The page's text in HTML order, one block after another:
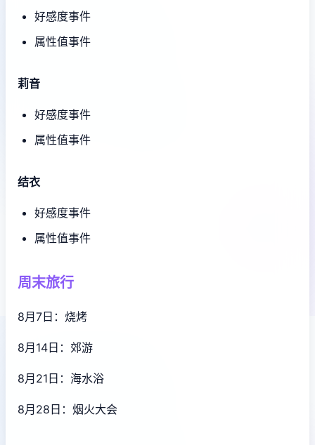
好感度事件
属性值事件
莉音
好感度事件
属性值事件
结衣
好感度事件
属性值事件
周末旅行
8月7日：烧烤
8月14日：郊游
8月21日：海水浴
8月28日：烟火大会